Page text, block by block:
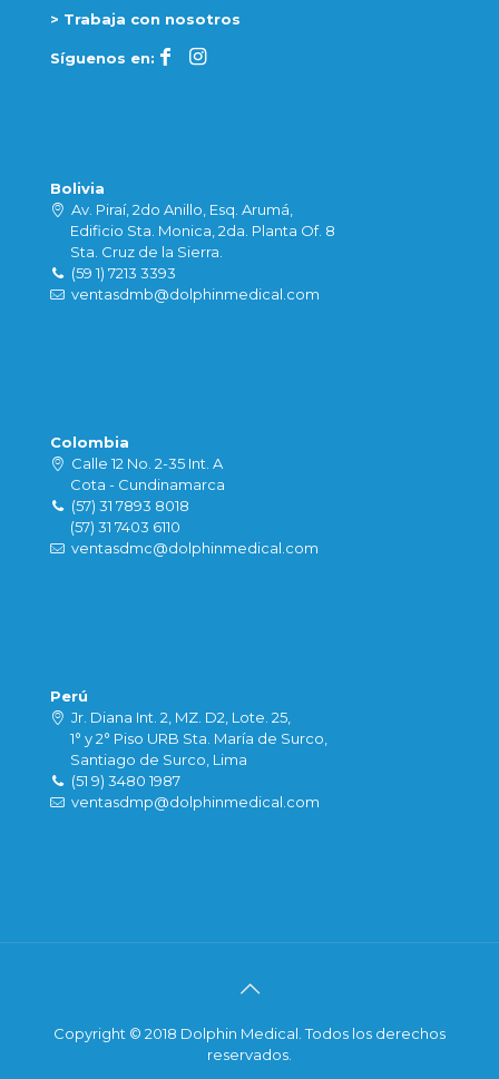
> Trabaja con nosotros
Síguenos en:
Bolivia
Av. Piraí, 2do Anillo, Esq. Arumá,
Edificio Sta. Monica, 2da. Planta Of. 8
Sta. Cruz de la Sierra.
(59 1) 7213 3393
ventasdmb@dolphinmedical.com
Colombia
Calle 12 No. 2-35 Int. A
Cota - Cundinamarca
(57) 31 7893 8018
(57) 31 7403 6110
ventasdmc@dolphinmedical.com
Perú
Jr. Diana Int. 2, MZ. D2, Lote. 25,
1° y 2° Piso URB Sta. María de Surco,
Santiago de Surco, Lima
(51 9) 3480 1987
ventasdmp@dolphinmedical.com
Copyright © 2018 Dolphin Medical. Todos los derechos
reservados.